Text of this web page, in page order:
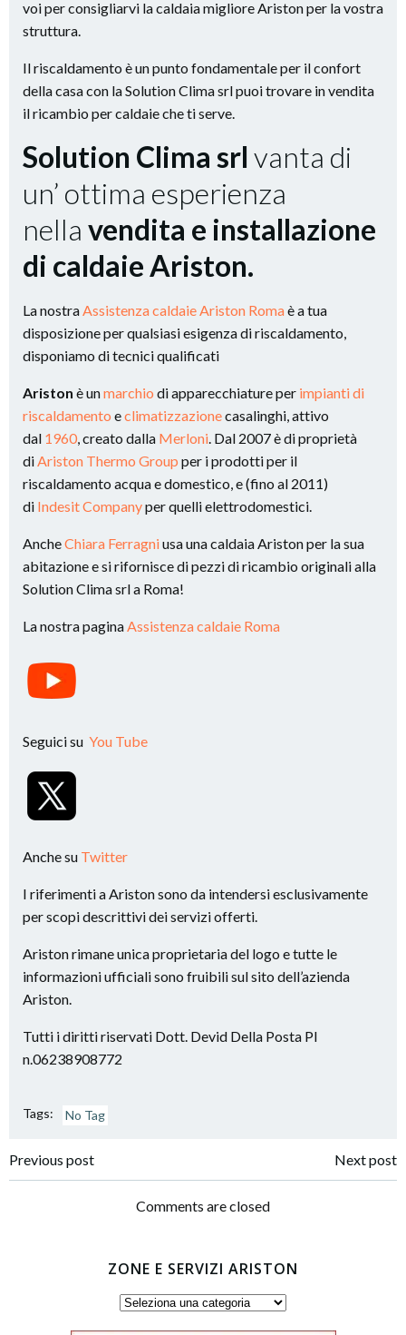
voi per consigliarvi la caldaia migliore Ariston per la vostra
struttura.
Il riscaldamento è un punto fondamentale per il confort
della casa con la Solution Clima srl puoi trovare in vendita
il ricambio per caldaie che ti serve.
Solution Clima srl vanta di
un’ ottima esperienza
nella vendita e installazione
di caldaie Ariston.
La nostra Assistenza caldaie Ariston Romaè a tua
disposizione per qualsiasi esigenza di riscaldamento,
disponiamo di tecnici qualificati
Ariston è unmarchio di apparecchiature per impianti di
riscaldamento eclimatizzazionecasalinghi, attivo
dal 1960 , creato dalla Merloni . Dal 2007 è di proprietà
di Ariston Thermo Group per i prodotti per il
riscaldamento acqua e domestico, e (fino al 2011)
di Indesit Companyper quelli elettrodomestici.
AncheChiara Ferragniusa una caldaia Ariston per la sua
abitazione e si rifornisce di pezzi di ricambio originali alla
Solution Clima srl a Roma!
La nostra pagina Assistenza caldaie Roma
Seguici su You Tube
Anche su Twitter
I riferimenti a Ariston sono da intendersi esclusivamente
per scopi descrittivi dei servizi offerti.
Ariston rimane unica proprietaria del logo e tutte le
informazioni ufficiali sono fruibili sul sito dell’azienda
Ariston.
Tutti i diritti riservati Dott. Devid Della Posta PI
n.06238908772
Tags: No Tag
Post
navigation
Previous post
navigation
Next post
Comments are closed
ZONE E SERVIZI ARISTON
Zone